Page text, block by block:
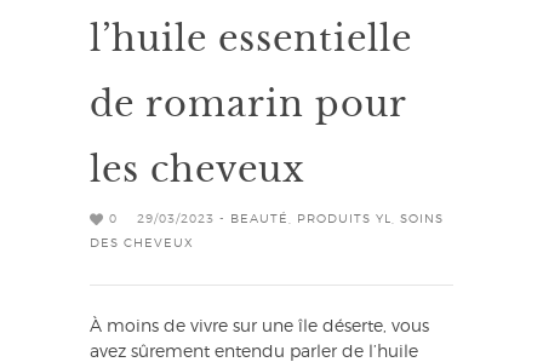
l’huile essentielle
de romarin pour
les cheveux
0 29/03/2023 - BEAUTÉ PRODUITS YL
SOINS
DES CHEVEUX
À moins de vivre sur une île déserte, vous
avez sûrement entendu parler de l’huile